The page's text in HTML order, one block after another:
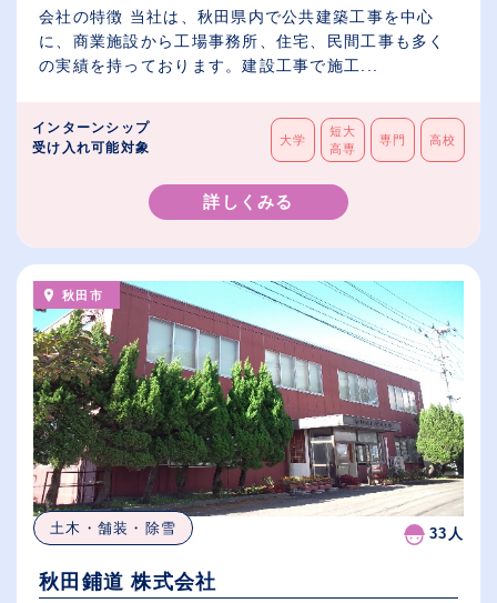
会社の特徴 当社は、秋田県内で公共建築工事を中心
に、商業施設から工場事務所、住宅、民間工事も多く
の実績を持っております。建設工事で施工...
インターンシップ
受け入れ可能対象
大学
短大
高専
専門 高校
詳しくみる
秋田市
土木・舗装・除雪 33人
秋田鋪道 株式会社